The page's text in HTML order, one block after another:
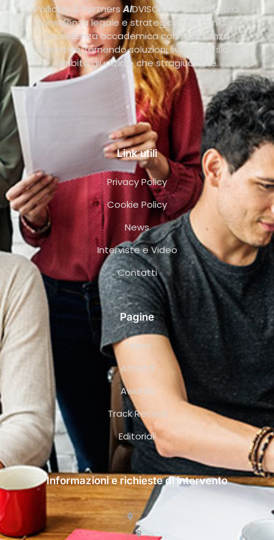
Pollicino & PartnersAIDVISORY è uno studio di
consulenza legale e strategica che coniuga
l’eccellenza accademica con l’efficienza
operativa, fornendo soluzioni su misura sia in
ambito giudiziale che stragiudiziale.
Link utili
Privacy Policy
Cookie Policy
News
Interviste e Video
Contatti
Pagine
Team
Attività
Awards
Track Record
Editoriali
Informazioni e richieste di intervento